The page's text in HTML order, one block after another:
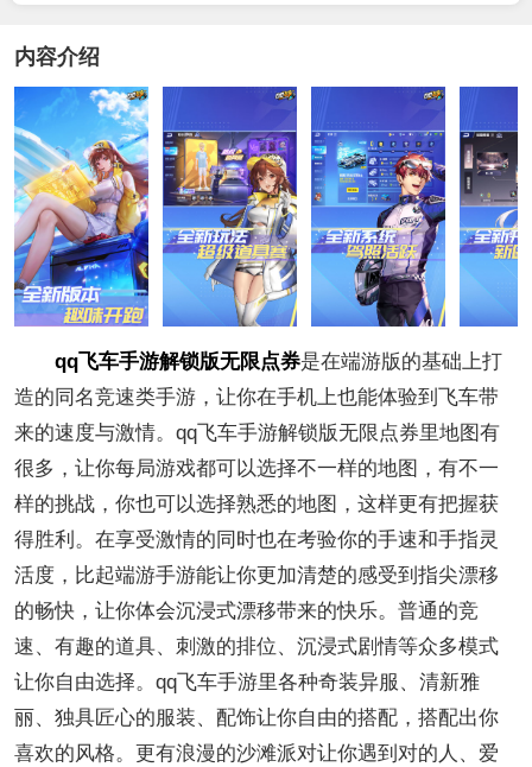
内容介绍
qq飞车手游解锁版无限点券是在端游版的基础上打
造的同名竞速类手游，让你在手机上也能体验到飞车带
来的速度与激情。qq飞车手游解锁版无限点券里地图有
很多，让你每局游戏都可以选择不一样的地图，有不一
样的挑战，你也可以选择熟悉的地图，这样更有把握获
得胜利。在享受激情的同时也在考验你的手速和手指灵
活度，比起端游手游能让你更加清楚的感受到指尖漂移
的畅快，让你体会沉浸式漂移带来的快乐。普通的竞
速、有趣的道具、刺激的排位、沉浸式剧情等众多模式
让你自由选择。qq飞车手游里各种奇装异服、清新雅
丽、独具匠心的服装、配饰让你自由的搭配，搭配出你
喜欢的风格。更有浪漫的沙滩派对让你遇到对的人、爱